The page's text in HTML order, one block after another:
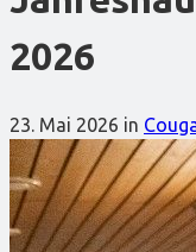
2026
23. Mai 2026 in